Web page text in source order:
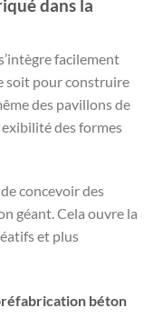
dans la
facilement
soit pour construire
des pavillons de
des formes
concevoir des
géant. Cela ouvre la
et plus
béton